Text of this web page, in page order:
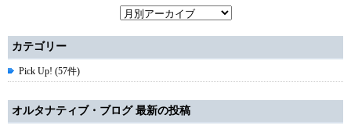
カテゴリー
Pick Up! (57件)
オルタナティブ・ブログ 最新の投稿